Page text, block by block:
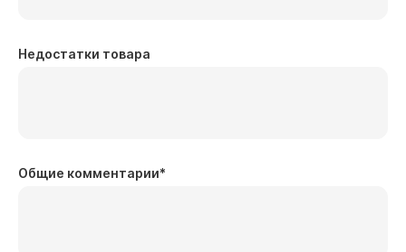
Недостатки товара
Общие комментарии*